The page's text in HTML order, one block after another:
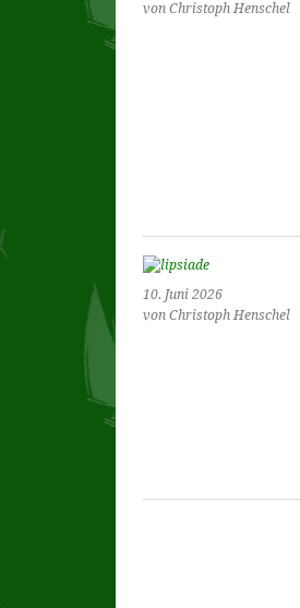
von Christoph Henschel
10. Juni 2026
von Christoph Henschel